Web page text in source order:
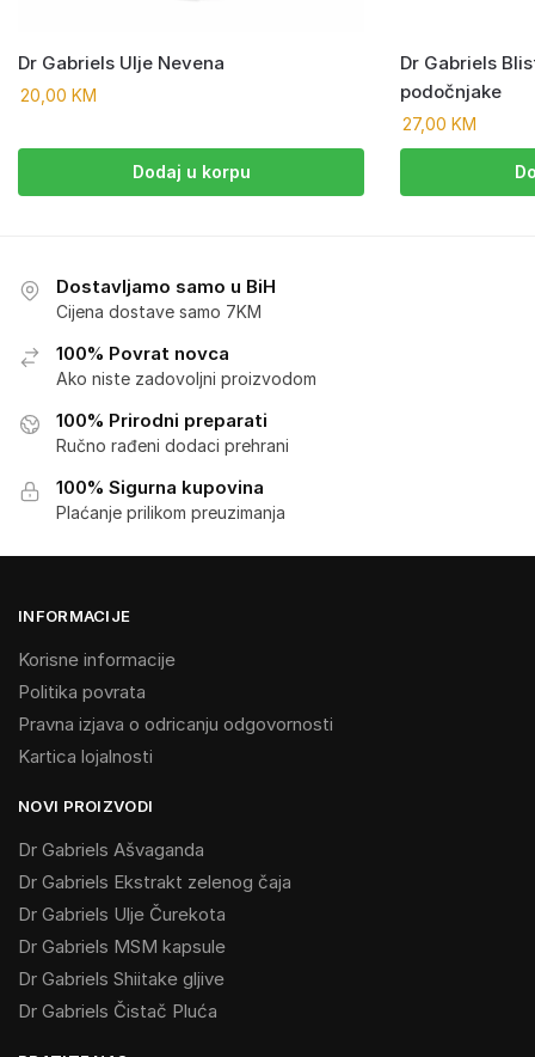
Dr Gabriels Ulje Nevena
20,00 KM
Dodaj u korpu
Dr Gabriels
podočnjake
27,00 KM
Dostavljamo samo u BiH
Cijena dostave samo 7KM
100% Povrat novca
Ako niste zadovoljni proizvodom
100% Prirodni preparati
Ručno rađeni dodaci prehrani
100% Sigurna kupovina
Plaćanje prilikom preuzimanja
INFORMACIJE
Korisne informacije
Politika povrata
Pravna izjava o odricanju odgovornosti
Kartica lojalnosti
NOVI PROIZVODI
Dr Gabriels Ašvaganda
Dr Gabriels Ekstrakt zelenog čaja
Dr Gabriels Ulje Čurekota
Dr Gabriels MSM kapsule
Dr Gabriels Shiitake gljive
Dr Gabriels Čistač Pluća